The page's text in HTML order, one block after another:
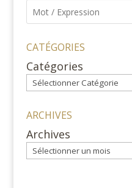
CATÉGORIES
Catégories
ARCHIVES
Archives